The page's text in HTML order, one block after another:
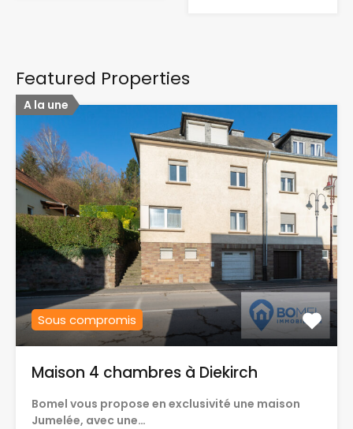
Featured Properties
A la une
Sous compromis
Maison 4 chambres à Diekirch
Bomel vous propose en exclusivité une maison
Jumelée, avec une…